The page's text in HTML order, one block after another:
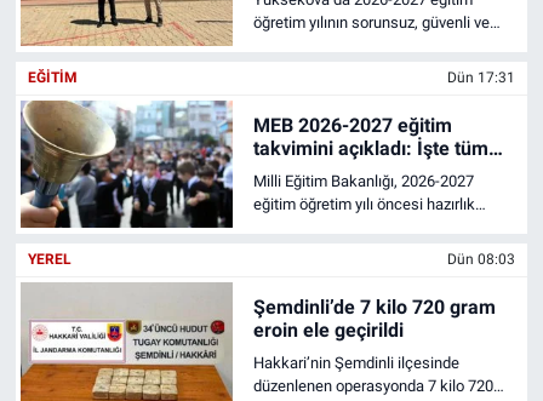
öğretim yılının sorunsuz, güvenli ve
yürütülen hazırlık çalışmaları sürüyor.
EĞITIM Dün 17:31
MEB 2026-2027 eğitim
takvimini açıkladı: İşte tüm
tatil tarihleri
Milli Eğitim Bakanlığı, 2026-2027
eğitim öğretim yılı öncesi hazırlık
Eylül'de mesleki çalışmalarına
gerçekleştirilecek. Ara tatiller, yarıyıl
tatili ve yaz tatili tarihleri de netleşti.
YEREL Dün 08:03
Şemdinli’de 7 kilo 720 gram
eroin ele geçirildi
Hakkari’nin Şemdinli ilçesinde
düzenlenen operasyonda 7 kilo 720